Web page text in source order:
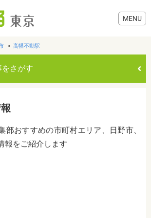
高幡不動駅
さがす
部おすすめの市町村エリア、日野市、
報をご紹介します